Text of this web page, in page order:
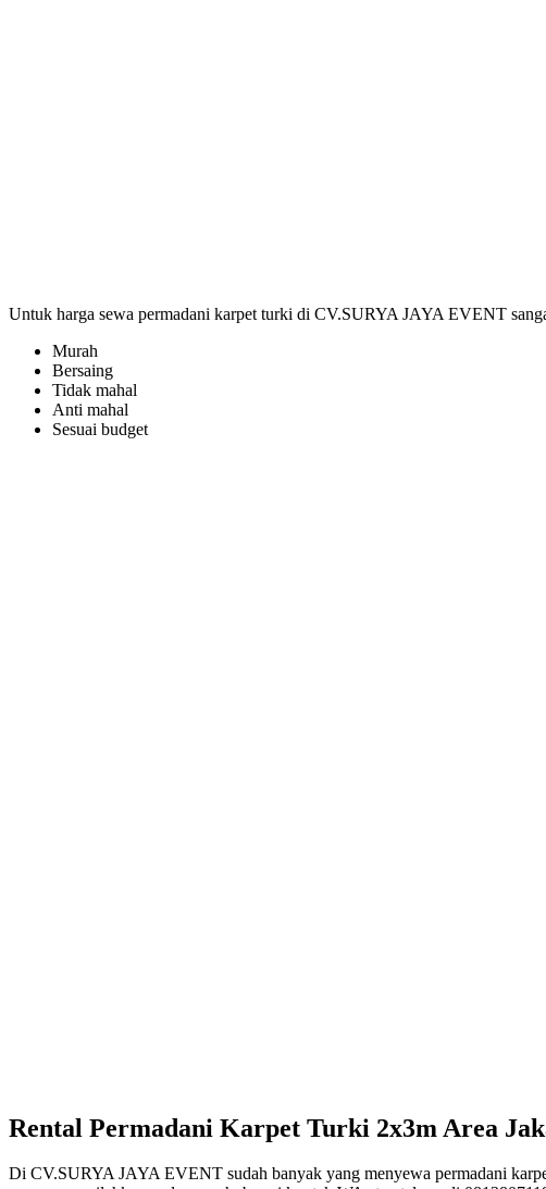
Untuk harga sewa permadani karpet turki di CV.SURYA JAYA EVENT
Murah
Bersaing
Tidak mahal
Anti mahal
Sesuai budget
Rental Permadani Karpet Turki 2x3m Area
Di CV.SURYA JAYA EVENT sudah banyak yang menyewa permadani